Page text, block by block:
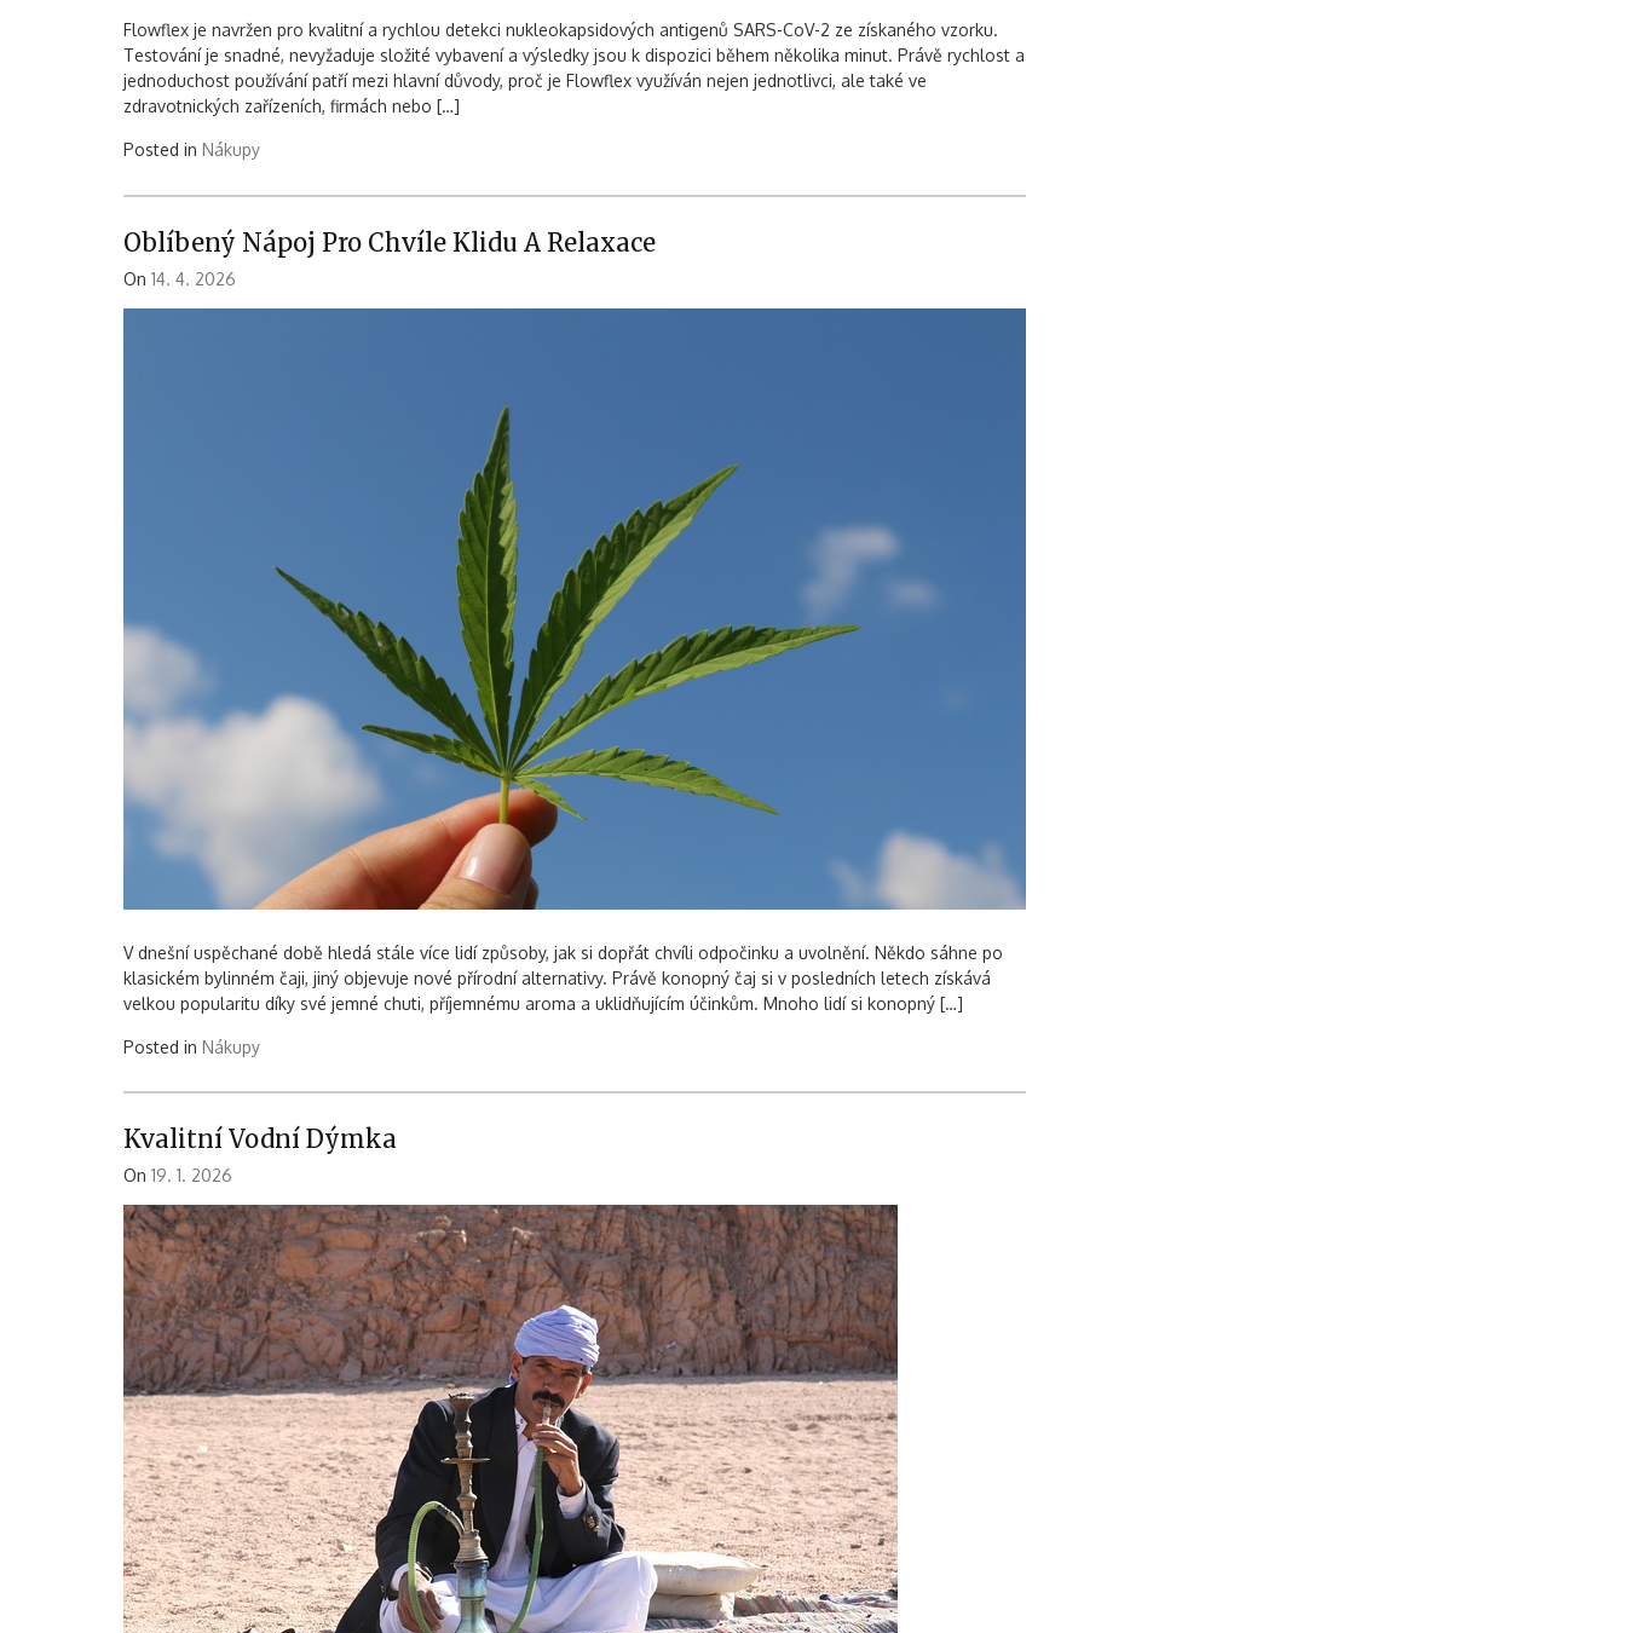
Vyhledávání
Flowflex je navržen pro kvalitní a rychlou detekci nukleokapsidových antigenů SARS-CoV-2 ze získaného vzorku.
Testování je snadné, nevyžaduje složité vybavení a výsledky jsou k dispozici během několika minut. Právě rychlost a
jednoduchost používání patří mezi hlavní důvody, proč je Flowflex využíván nejen jednotlivci, ale také ve
zdravotnických zařízeních, firmách nebo […]
Posted in Nákupy
Oblíbený Nápoj Pro Chvíle Klidu A Relaxace
On 14. 4. 2026
V dnešní uspěchané době hledá stále více lidí způsoby, jak si dopřát chvíli odpočinku a uvolnění. Někdo sáhne po
klasickém bylinném čaji, jiný objevuje nové přírodní alternativy. Právě konopný čaj si v posledních letech získává
velkou popularitu díky své jemné chuti, příjemnému aroma a uklidňujícím účinkům. Mnoho lidí si konopný […]
Posted in Nákupy
Kvalitní Vodní Dýmka
On 19. 1. 2026